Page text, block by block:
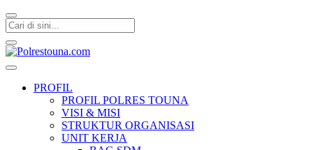
PROFIL
PROFIL POLRES TOUNA
VISI & MISI
STRUKTUR ORGANISASI
UNIT KERJA